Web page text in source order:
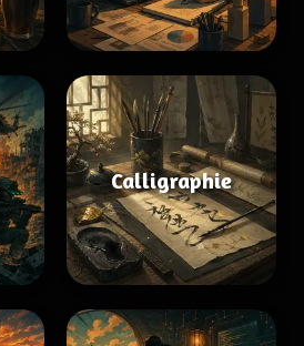
Calligraphie